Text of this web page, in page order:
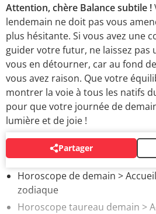
Attention, chère Balance subtile !
lendemain ne doit pas vous
plus hésitante. Si vous avez une
guider votre futur, ne laissez pas
vous en détourner, car au fond
vous avez raison. Que votre
montrer la voie à tous les natifs
pour que votre journée de
lumière et de joie !
Partager
AUTOUR DU MÊME SUJET
Horoscope de demain >
zodiaque
Horoscope taureau demain >